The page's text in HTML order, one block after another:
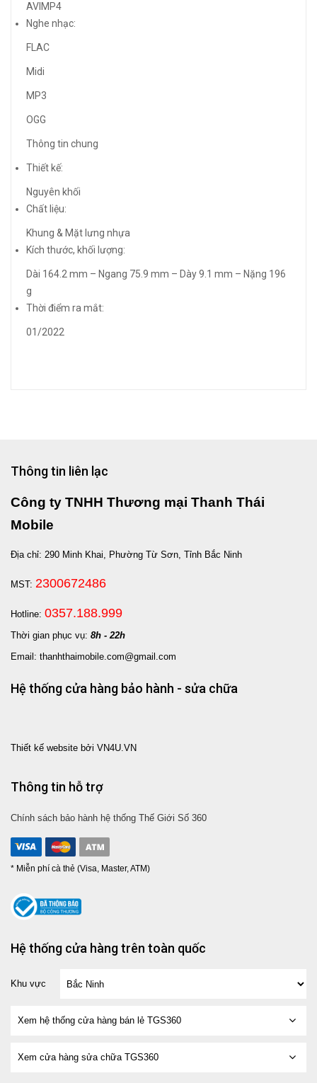
AVIMP4
Nghe nhạc:
FLAC
Midi
MP3
OGG
Thông tin chung
Thiết kế:
Nguyên khối
Chất liệu:
Khung & Mặt lưng nhựa
Kích thước, khối lượng:
Dài 164.2 mm – Ngang 75.9 mm – Dày 9.1 mm – Nặng 196
g
Thời điểm ra mắt:
01/2022
Thông tin liên lạc
Công ty TNHH Thương mại Thanh Thái
Mobile
Địa chỉ: 290 Minh Khai, Phường Từ Sơn, Tỉnh Bắc Ninh
MST: 2300672486
Hotline: 0357.188.999
Thời gian phục vụ: 8h - 22h
Email: thanhthaimobile.com@gmail.com
Hệ thống cửa hàng bảo hành - sửa chữa
Thiết kế website bởi VN4U.VN
Thông tin hỗ trợ
Chính sách bảo hành hệ thống Thế Giới Số 360
* Miễn phí cà thẻ (Visa, Master, ATM)
Hệ thống cửa hàng trên toàn quốc
Khu vực
Xem hệ thống cửa hàng bán lẻ TGS360
Xem cửa hàng sửa chữa TGS360